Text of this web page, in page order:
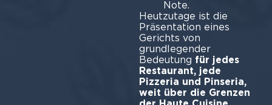
Heutzutage ist die
Präsentation eines
Gerichts von
grundlegender
Bedeutung für jedes
Restaurant, jede
Pizzeria und Pinseria,
weit über die Grenzen